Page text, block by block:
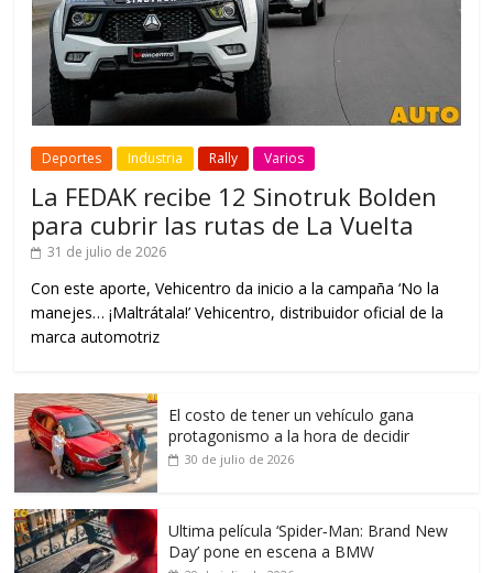
Deportes Industria Rally Varios
La FEDAK recibe 12 Sinotruk Bolden
para cubrir las rutas de La Vuelta
31 de julio de 2026
Con este aporte, Vehicentro da inicio a la campaña ‘No la
manejes… ¡Maltrátala!’ Vehicentro, distribuidor oficial de la
marca automotriz
El costo de tener un vehículo gana
protagonismo a la hora de decidir
30 de julio de 2026
Ultima película ‘Spider‑Man: Brand New
Day’ pone en escena a BMW